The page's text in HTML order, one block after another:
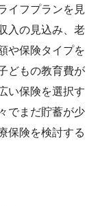
イフプランを見
入の見込み、老
や保険タイプを
どもの教育費が
い保険を選択す
でまだ貯蓄が少
保険を検討する